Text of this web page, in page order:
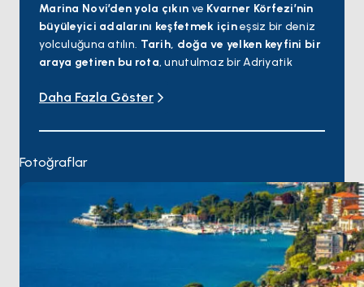
Marina Novi’den yola çıkın ve Kvarner Körfezi’nin
büyüleyici adalarını keşfetmek içineşsiz bir deniz
yolculuğuna atılın. Tarih, doğa ve yelken keyfini bir
araya getiren bu rota, unutulmaz bir Adriyatik
SerüveninizOpatija’da
şehrinLungomare sahil yolunda yürüyüş yapabilir,
villaları keşfedebilir ve deniz kenarında gurme
Adriyatik’in en
büyük adası olan Krk’e yelken açıyorsunuz.Tarihi
eski şehirleri, altın kumsalları ve ödüllü şarap
, geçmişin izlerini takip
Frankopan Kalesi’ni ziyaret ederek
bölgenin tarihi dokusunu keşfedebilirsiniz.
Daha Fazla Göster
Fotoğraflar